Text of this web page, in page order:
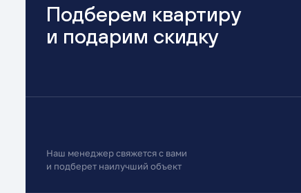
Подберем квартиру
и подарим скидку
Наш менеджер свяжется с вами
и подберет наилучший объект